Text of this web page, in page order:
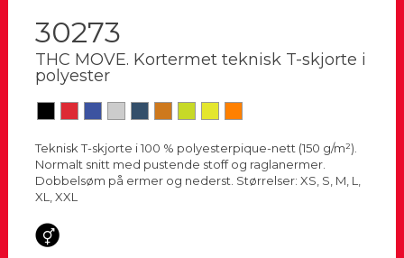
30273
THC MOVE. Kortermet teknisk T-skjorte i
polyester
Teknisk T-skjorte i 100 % polyesterpique-nett (150 g/m²).
Normalt snitt med pustende stoff og raglanermer.
Dobbelsøm på ermer og nederst. Størrelser: XS, S, M, L,
XL, XXL